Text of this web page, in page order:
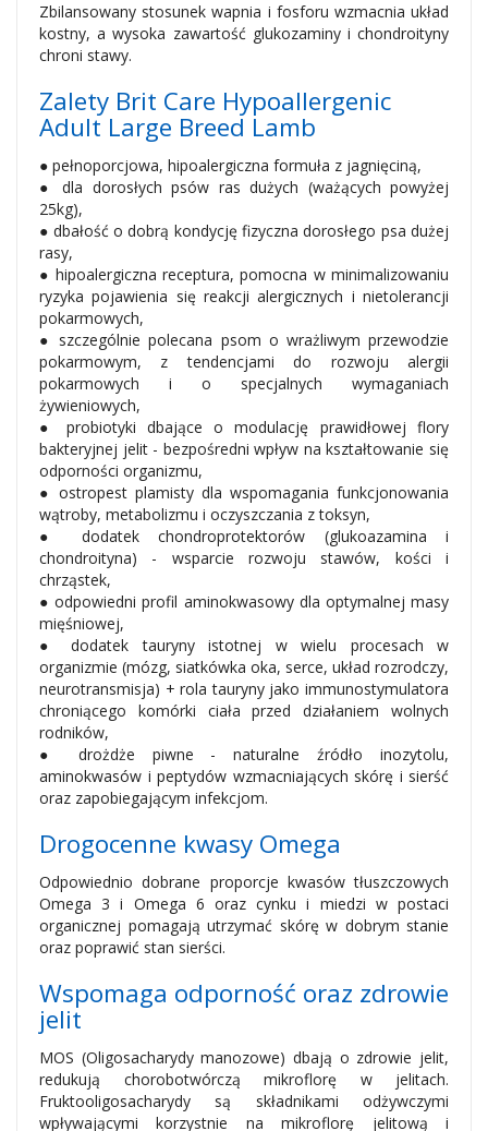
Zbilansowany stosunek wapnia i fosforu wzmacnia układ
kostny, a wysoka zawartość glukozaminy i chondroityny
chroni stawy.
Zalety Brit Care Hypoallergenic
Adult Large Breed Lamb
● pełnoporcjowa, hipoalergiczna formuła z jagnięciną,
● dla dorosłych psów ras dużych (ważących powyżej
25kg),
● dbałość o dobrą kondycję fizyczna dorosłego psa dużej
rasy,
● hipoalergiczna receptura, pomocna w minimalizowaniu
ryzyka pojawienia się reakcji alergicznych i nietolerancji
pokarmowych,
● szczególnie polecana psom o wrażliwym przewodzie
pokarmowym, z tendencjami do rozwoju alergii
pokarmowych i o specjalnych wymaganiach
żywieniowych,
● probiotyki dbające o modulację prawidłowej flory
bakteryjnej jelit - bezpośredni wpływ na kształtowanie się
odporności organizmu,
● ostropest plamisty dla wspomagania funkcjonowania
wątroby, metabolizmu i oczyszczania z toksyn,
● dodatek chondroprotektorów (glukoazamina i
chondroityna) - wsparcie rozwoju stawów, kości i
chrząstek,
● odpowiedni profil aminokwasowy dla optymalnej masy
mięśniowej,
● dodatek tauryny istotnej w wielu procesach w
organizmie (mózg, siatkówka oka, serce, układ rozrodczy,
neurotransmisja) + rola tauryny jako immunostymulatora
chroniącego komórki ciała przed działaniem wolnych
rodników,
● drożdże piwne - naturalne źródło inozytolu,
aminokwasów i peptydów wzmacniających skórę i sierść
oraz zapobiegającym infekcjom.
Drogocenne kwasy Omega
Odpowiednio dobrane proporcje kwasów tłuszczowych
Omega 3 i Omega 6 oraz cynku i miedzi w postaci
organicznej pomagają utrzymać skórę w dobrym stanie
oraz poprawić stan sierści.
Wspomaga odporność oraz zdrowie
jelit
MOS (Oligosacharydy manozowe) dbają o zdrowie jelit,
redukują chorobotwórczą mikroflorę w jelitach.
Fruktooligosacharydy są składnikami odżywczymi
wpływającymi korzystnie na mikroflorę jelitową i